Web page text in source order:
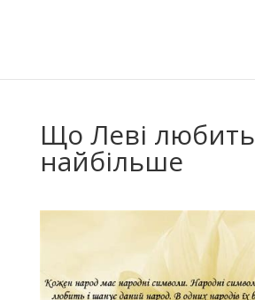
Що Леві любить
найбільше